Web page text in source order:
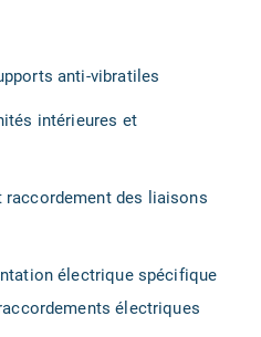
anti-vibratiles
intérieures et
raccordement des liaisons
électrique spécifique
électriques